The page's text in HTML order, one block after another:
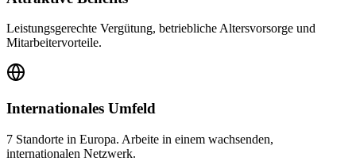
Leistungsgerechte Vergütung, betriebliche Altersvorsorge und
Mitarbeitervorteile.
Internationales Umfeld
7 Standorte in Europa. Arbeite in einem wachsenden,
internationalen Netzwerk.